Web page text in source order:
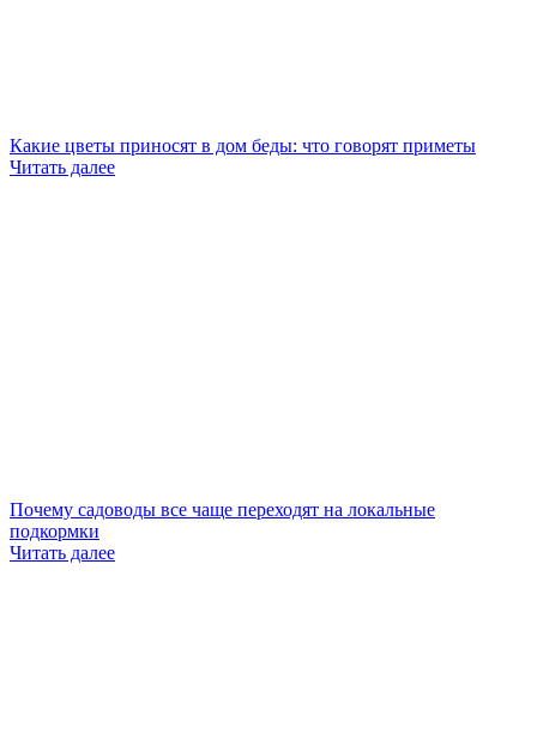
Какие цветы приносят в дом беды: что говорят приметы
Читать далее
Почему садоводы все чаще переходят на локальные
подкормки
Читать далее